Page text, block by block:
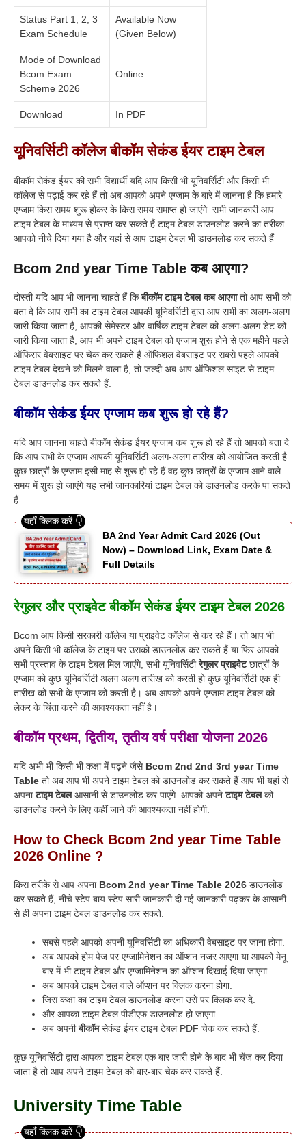
Status Part 1, 2, 3
Exam Schedule
Available Now
(Given Below)
Mode of Download
Bcom Exam
Scheme 2026
Online
Download In PDF
यूनिवर्सिटी कॉलेज बीकॉम सेकंड ईयर टाइम टेबल
बीकॉम सेकंड ईयर की सभी विद्यार्थी यदि आप किसी भी यूनिवर्सिटी और किसी भी
कॉलेज से पढ़ाई कर रहे हैं तो अब आपको अपने एग्जाम के बारे में जानना है कि हमारे
एग्जाम किस समय शुरू होकर के किस समय समाप्त हो जाएंगे सभी जानकारी आप
टाइम टेबल के माध्यम से प्राप्त कर सकते हैं टाइम टेबल डाउनलोड करने का तरीका
आपको नीचे दिया गया है और यहां से आप टाइम टेबल भी डाउनलोड कर सकते हैं
Bcom 2nd year Time Table कब आएगा?
दोस्ती यदि आप भी जानना चाहते हैं किबीकॉम टाइम टेबल कब आएगातो आप सभी को
बता दे कि आप सभी का टाइम टेबल आपकी यूनिवर्सिटी द्वारा आप सभी का अलग-अलग
जारी किया जाता है, आपकी सेमेस्टर और वार्षिक टाइम टेबल को अलग-अलग डेट को
जारी किया जाता है, आप भी अपने टाइम टेबल को एग्जाम शुरू होने से एक महीने पहले
ऑफिसर वेबसाइट पर चेक कर सकते हैं ऑफिशल वेबसाइट पर सबसे पहले आपको
टाइम टेबल देखने को मिलने वाला है, तो जल्दी अब आप ऑफिशल साइट से टाइम
टेबल डाउनलोड कर सकते हैं.
बीकॉम सेकंड ईयर एग्जाम कब शुरू हो रहे हैं?
यदि आप जानना चाहते बीकॉम सेकंड ईयर एग्जाम कब शुरू हो रहे हैं तो आपको बता दे
कि आप सभी के एग्जाम आपकी यूनिवर्सिटी अलग-अलग तारीख को आयोजित करती है
कुछ छात्रों के एग्जाम इसी माह से शुरू हो रहे हैं वह कुछ छात्रों के एग्जाम आने वाले
समय में शुरू हो जाएंगे यह सभी जानकारियां टाइम टेबल को डाउनलोड करके पा सकते
हैं
BA 2nd Year Admit Card 2026 (Out
Now) – Download Link, Exam Date &
Full Details
रेगुलर और प्राइवेट बीकॉम सेकंड ईयर टाइम टेबल 2026
Bcom आप किसी सरकारी कॉलेज या प्राइवेट कॉलेज से कर रहे हैं। तो आप भी
अपने किसी भी कॉलेज के टाइम पर उसको डाउनलोड कर सकते हैं या फिर आपको
सभी प्रस्ताव के टाइम टेबल मिल जाएंगे, सभी यूनिवर्सिटीरेगुलर प्राइवेटछात्रों के
एग्जाम को कुछ यूनिवर्सिटी अलग अलग तारीख को करती हो कुछ यूनिवर्सिटी एक ही
तारीख को सभी के एग्जाम को करती है । अब आपको अपने एग्जाम टाइम टेबल को
लेकर के चिंता करने की आवश्यकता नहीं है ।
बीकॉम प्रथम, द्वितीय, तृतीय वर्ष परीक्षा योजना 2026
यदि अभी भी किसी भी कक्षा में पढ़ने जैसे Bcom 2nd 2nd 3rd year Time
Table तो अब आप भी अपने टाइम टेबल को डाउनलोड कर सकते हैं आप भी यहां से
अपनाटाइम टेबलआसानी से डाउनलोड कर पाएंगे आपको अपनेटाइम टेबलको
डाउनलोड करने के लिए कहीं जाने की आवश्यकता नहीं होगी.
How to Check Bcom 2nd year Time Table
2026 Online ?
किस तरीके से आप अपना Bcom 2nd year Time Table 2026 डाउनलोड
कर सकते हैं, नीचे स्टेप बाय स्टेप सारी जानकारी दी गई जानकारी पढ़कर के आसानी
से ही अपना टाइम टेबल डाउनलोड कर सकते.
सबसे पहले आपको अपनी यूनिवर्सिटी का अधिकारी वेबसाइट पर जाना होगा.
अब आपको होम पेज पर एग्जामिनेशन का ऑप्शन नजर आएगा या आपको मेनू
बार में भी टाइम टेबल और एग्जामिनेशन का ऑप्शन दिखाई दिया जाएगा.
अब आपको टाइम टेबल वाले ऑप्शन पर क्लिक करना होगा.
जिस कक्षा का टाइम टेबल डाउनलोड करना उसे पर क्लिक कर दे.
और आपका टाइम टेबल पीडीएफ डाउनलोड हो जाएगा.
अब अपनीबीकॉमसेकंड ईयर टाइम टेबल PDF चेक कर सकते हैं.
कुछ यूनिवर्सिटी द्वारा आपका टाइम टेबल एक बार जारी होने के बाद भी चेंज कर दिया
जाता है तो आप अपने टाइम टेबल को बार-बार चेक कर सकते हैं.
University Time Table